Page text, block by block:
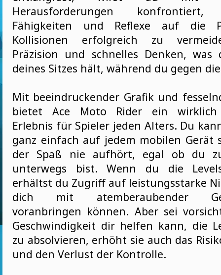
Herausforderungen
Fähigkeiten und Reflexe auf die
Kollisionen erfolgreich zu
Präzision und schnelles Denken, was
deines Sitzes hält, während du gegen
Mit beeindruckender Grafik und
bietet Ace Moto Rider ein wirklich
Erlebnis für Spieler jeden Alters. Du
ganz einfach auf jedem mobilen Gerät
der Spaß nie aufhört, egal ob du
unterwegs bist. Wenn du die
erhältst du Zugriff auf leistungsstarke
dich mit atemberaubender
voranbringen können. Aber sei
Geschwindigkeit dir helfen kann, die
zu absolvieren, erhöht sie auch das
und den Verlust der Kontrolle.